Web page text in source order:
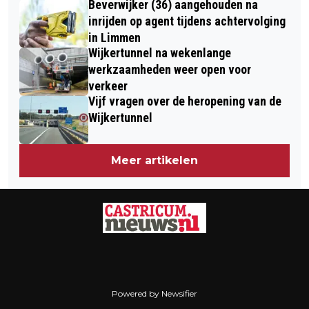
BEKER VOOR VIJFDE KEER
Beverwijker (36) aangehouden na
inrijden op agent tijdens achtervolging
in Limmen
Wijkertunnel na wekenlange
werkzaamheden weer open voor
verkeer
Vijf vragen over de heropening van de
Wijkertunnel
Meer artikelen
Powered by Newsifier